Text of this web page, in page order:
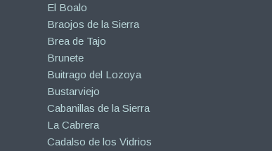
El Boalo
Braojos de la Sierra
Brea de Tajo
Brunete
Buitrago del Lozoya
Bustarviejo
Cabanillas de la Sierra
La Cabrera
Cadalso de los Vidrios